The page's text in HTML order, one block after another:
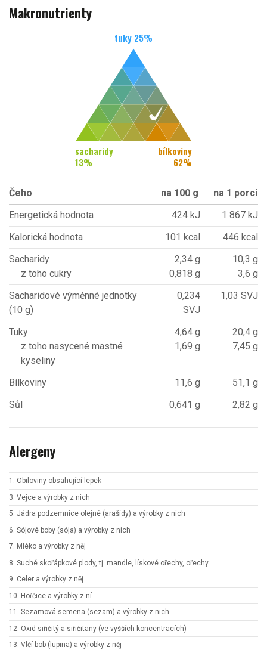
Makronutrienty
tuky 25%
sacharidy
13%
bílkoviny
62%
Čeho na 100 g
na 1 porci
Energetická hodnota
424 kJ
1 867 kJ
Kalorická hodnota
101 kcal
446 kcal
Sacharidy
z toho cukry
2,34 g
0,818 g
10,3 g
3,6 g
Sacharidové výměnné jednotky
(10 g)
0,234
SVJ
1,03 SVJ
Tuky
z toho nasycené mastné
kyseliny
4,64 g
1,69 g
20,4 g
7,45 g
Bílkoviny 11,6 g
51,1 g
Sůl
0,641 g 2,82 g
Alergeny
1. Obiloviny obsahující lepek
3. Vejce a výrobky z nich
5. Jádra podzemnice olejné (arašídy) a výrobky z nich
6. Sójové boby (sója) a výrobky z nich
7. Mléko a výrobky z něj
8. Suché skořápkové plody, tj. mandle, lískové ořechy, ořechy
9. Celer a výrobky z něj
10. Hořčice a výrobky z ní
11. Sezamová semena (sezam) a výrobky z nich
12. Oxid siřičitý a siřičitany (ve vyšších koncentracích)
13. Vlčí bob (lupina) a výrobky z něj